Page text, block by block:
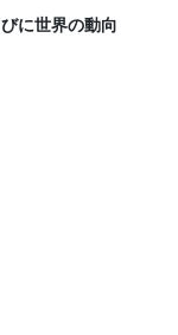
に世界の動向